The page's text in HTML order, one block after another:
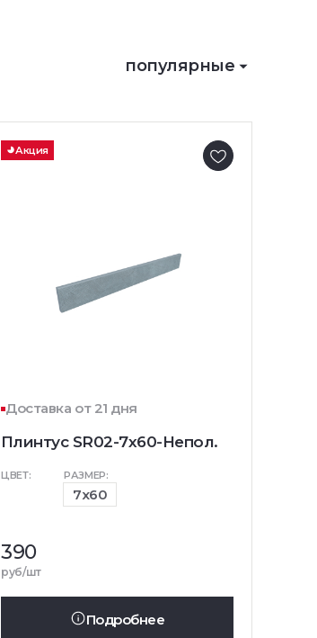
популярные
Акция
Доставка от 21 дня
Плинтус SR02-7x60-Непол.
ЦВЕТ: РАЗМЕР:
7x60
390
руб/шт
Подробнее